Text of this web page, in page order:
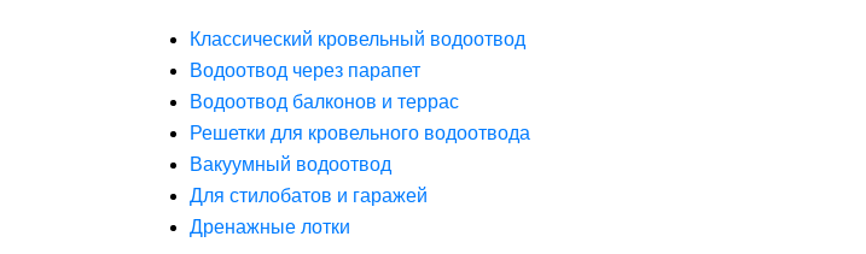
Классический кровельный водоотвод
Водоотвод через парапет
Водоотвод балконов и террас
Решетки для кровельного водоотвода
Вакуумный водоотвод
Для стилобатов и гаражей
Дренажные лотки